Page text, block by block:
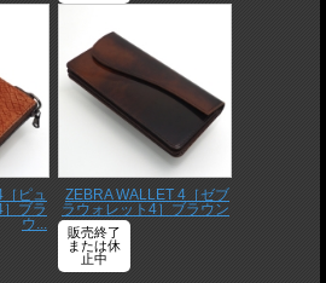
［ピュ
ブラ
ウ...
ZEBRA WALLET 4［ゼブ
ラウォレット4］ブラウン
販売終了
または休
止中